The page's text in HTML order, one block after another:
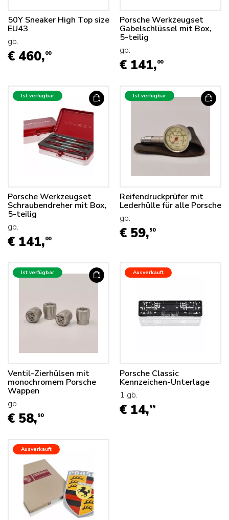
50Y Sneaker High Top size
EU43
gb.
€ 460,00
Porsche Werkzeugset
Gabelschlüssel mit Box,
5-teilig
gb.
€ 141,00
Ist verfügbar
Porsche Werkzeugset
Schraubendreher mit Box,
5-teilig
gb.
€ 141,00
Ist verfügbar
Reifendruckprüfer mit
Lederhülle für alle Porsche
gb.
€ 59,90
Ist verfügbar
Ventil-Zierhülsen mit
monochromem Porsche
Wappen
gb.
€ 58,90
Ausverkauft
Porsche Classic
Kennzeichen-Unterlage
1 gb.
€ 14,99
Ausverkauft